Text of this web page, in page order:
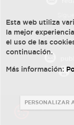
Esta web utiliza
la mejor
el uso de las
continuación.
Más información:
PERSONALIZAR